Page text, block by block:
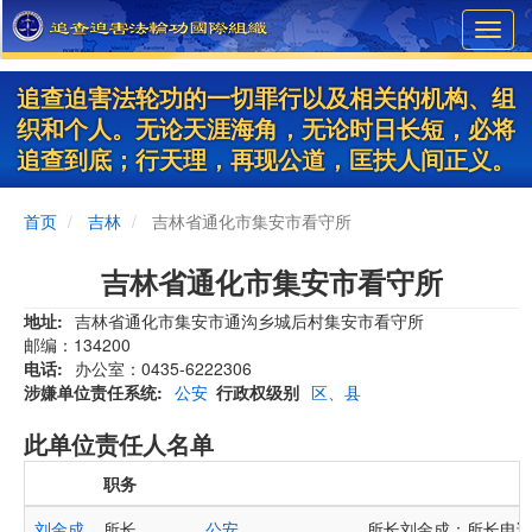
Skip
to
main
content
追查迫害法轮功的一切罪行以及相关的机构、组
织和个人。无论天涯海角，无论时日长短，必将
追查到底；行天理，再现公道，匡扶人间正义。
首页 吉林 吉林省通化市集安市看守所
吉林省通化市集安市看守所
地址
吉林省通化市集安市通沟乡城后村集安市看守所
邮编：134200
电话
办公室：0435-6222306
涉嫌单位责任系统
公安 行政权级别 区、县
此单位责任人名单
职务